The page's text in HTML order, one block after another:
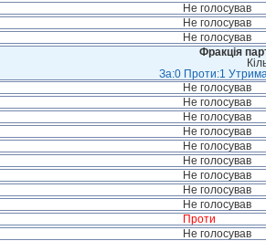
Не голосував
Не голосував
Не голосував
Фракція
За:0 Проти:1
Не голосував
Не голосував
Не голосував
Не голосував
Не голосував
Не голосував
Не голосував
Не голосував
Не голосував
Проти
Не голосував